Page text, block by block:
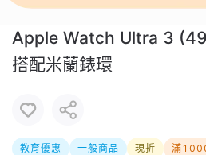
Apple Watch Ultra 3
搭配米蘭錶環
教育優惠 一般商品 現折 滿